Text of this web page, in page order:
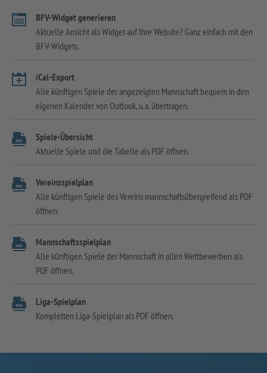
BFV-Widget generieren
Aktuelle Ansicht als Widget auf Ihre Website? Ganz einfach mit den
BFV-Widgets.
iCal-Export
Alle künftigen Spiele der angezeigten Mannschaft bequem in den
eigenen Kalender von Outlook, u.a. übertragen.
Spiele-Übersicht
Aktuelle Spiele und die Tabelle als PDF öffnen.
Vereinsspielplan
Alle künftigen Spiele des Vereins mannschaftsübergreifend als PDF
öffnen.
Mannschaftsspielplan
Alle künftigen Spiele der Mannschaft in allen Wettbewerben als
PDF öffnen.
Liga-Spielplan
Kompletten Liga-Spielplan als PDF öffnen.